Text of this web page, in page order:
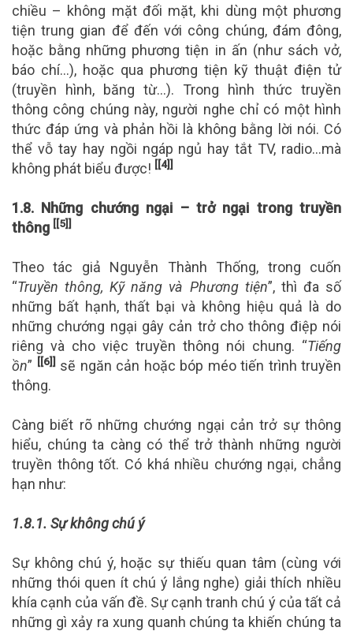
chiều – không mặt đối mặt, khi dùng một phương
tiện trung gian để đến với công chúng, đám đông,
hoặc bằng những phương tiện in ấn (như sách vở,
báo chí…), hoặc qua phương tiện kỹ thuật điện tử
(truyền hình, băng từ…). Trong hình thức truyền
thông công chúng này, người nghe chỉ có một hình
thức đáp ứng và phản hồi là không bằng lời nói. Có
thể vỗ tay hay ngồi ngáp ngủ hay tắt TV, radio…mà
không phát biểu được! [[4]]
1.8. Những chướng ngại – trở ngại trong truyền
thông [[5]]
Theo tác giả Nguyễn Thành Thống, trong cuốn
“Truyền thông, Kỹ năng và Phương tiện”, thì đa số
những bất hạnh, thất bại và không hiệu quả là do
những chướng ngại gây cản trở cho thông điệp nói
riêng và cho việc truyền thông nói chung. “Tiếng
ồn” [[6]]sẽ ngăn cản hoặc bóp méo tiến trình truyền
thông.
Càng biết rõ những chướng ngại cản trở sự thông
hiểu, chúng ta càng có thể trở thành những người
truyền thông tốt. Có khá nhiều chướng ngại, chẳng
hạn như:
1.8.1. Sự không chú ý
Sự không chú ý, hoặc sự thiếu quan tâm (cùng với
những thói quen ít chú ý lắng nghe) giải thích nhiều
khía cạnh của vấn đề. Sự cạnh tranh chú ý của tất cả
những gì xảy ra xung quanh chúng ta khiến chúng ta